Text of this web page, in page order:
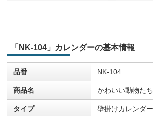
「NK-104」カレンダーの基本情報
品番 NK-104
商品名 かわいい動物たち
タイプ 壁掛けカレンダー